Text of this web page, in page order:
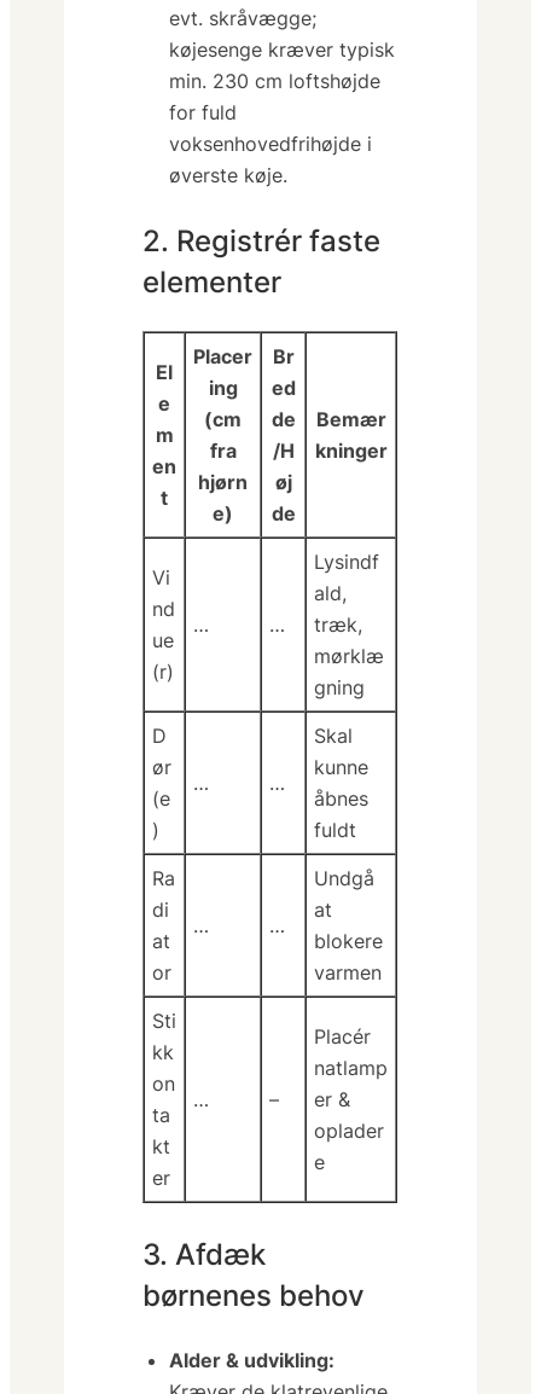
evt. skråvægge;
køjesenge kræver typisk
min. 230 cm loftshøjde
for fuld
voksenhovedfrihøjde i
øverste køje.
2. Registrér faste
elementer
El
e
m
en
t
Placer
ing
(cm
fra
hjørn
e)
Br
ed
de
/H
øj
de
Bemær
kninger
Vi
nd
ue
(r)
… …
Lysindf
ald,
træk,
mørklæ
gning
D
ør
(e
)
… …
Skal
kunne
åbnes
fuldt
Ra
di
at
or
… …
Undgå
at
blokere
varmen
Sti
kk
on
ta
kt
er
… –
Placér
natlamp
er &
oplader
e
3. Afdæk
børnenes behov
Alder & udvikling: